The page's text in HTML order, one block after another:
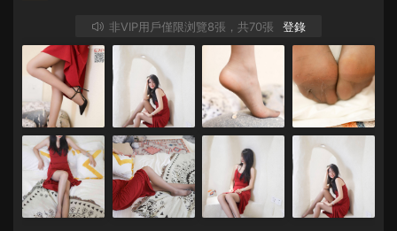
非VIP用戶僅限浏覽8張，共70張 登錄